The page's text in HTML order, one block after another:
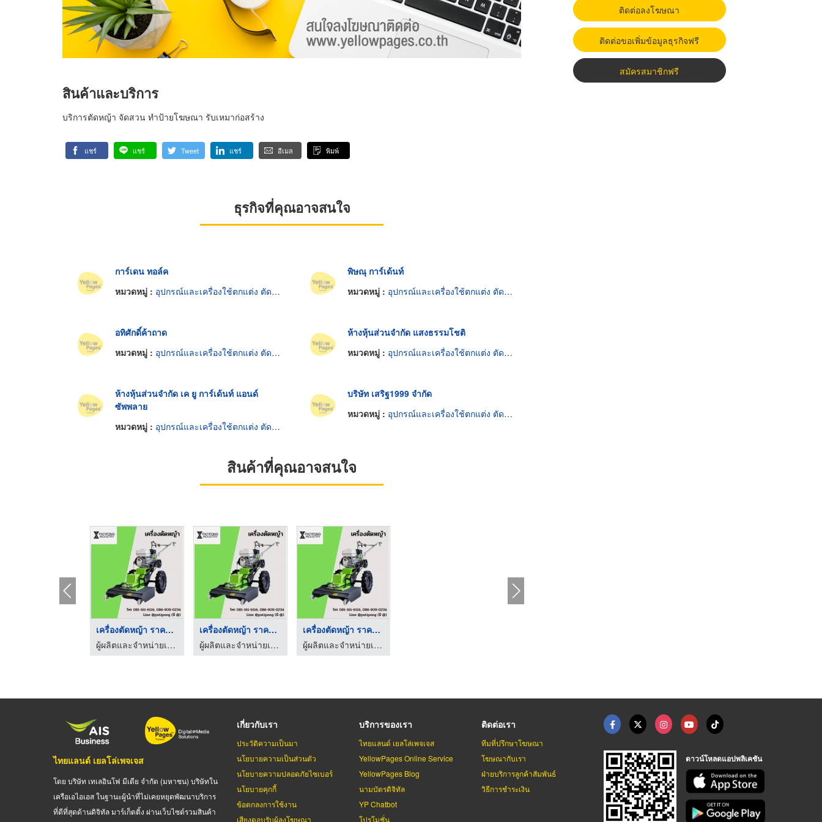
สินค้าและบริการ
บริการตัดหญ้า จัดสวน ทำป้ายโฆษณา รับเหมาก่อสร้าง
แชร์ แชร์ Tweet แชร์ อีเมล พิมพ์
ธุรกิจที่คุณอาจสนใจ
การ์เดน ทอล์ค
หมวดหมู่ : อุปกรณ์และเครื่องใช้ตกแต่ง ตัด รักษาต้นไม้
พิษณุ การ์เด้นท์
หมวดหมู่ : อุปกรณ์และเครื่องใช้ตกแต่ง ตัด รักษาต้นไม้
อทิศักดิ์ค้าถาด
หมวดหมู่ : อุปกรณ์และเครื่องใช้ตกแต่ง ตัด รักษาต้นไม้
ห้างหุ้นส่วนจำกัด แสงธรรมโชติ
หมวดหมู่ : อุปกรณ์และเครื่องใช้ตกแต่ง ตัด รักษาต้นไม้
ห้างหุ้นส่วนจำกัด เค ยู การ์เด้นท์ แอนด์
ซัพพลาย
หมวดหมู่ : อุปกรณ์และเครื่องใช้ตกแต่ง ตัด รักษาต้นไม้
บริษัท เสริฐ1999 จำกัด
หมวดหมู่ : อุปกรณ์และเครื่องใช้ตกแต่ง ตัด รักษาต้นไม้
สินค้าที่คุณอาจสนใจ
เครื่องตัดหญ้า ราคาถ ...
ผู้ผลิตและจำหน่ายเครื่องจักรกลการเกษตร-ปฏิพงศ์ อินดัสทรี
เครื่องตัดหญ้า ราคาถ ...
ผู้ผลิตและจำหน่ายเครื่องจักรกลการเกษตร-ปฏิพงศ์ อินดัสทรี
เครื่องตัดหญ้า ราคาถ ...
ผู้ผลิตและจำหน่ายเครื่องจักรกลการเกษตร-ปฏิพงศ์ อินดัสทรี
ติดต่อลงโฆษณา
ติดต่อขอเพิ่มข้อมูลธุรกิจฟรี
สมัครสมาชิกฟรี
ไทยแลนด์ เยลโล่เพจเจส
โดย บริษัท เทเลอินโฟ มีเดีย จำกัด (มหาชน) บริษัทใน
เครือเอไอเอส ในฐานะผู้นำที่ไม่เคยหยุดพัฒนาบริการ
ที่ดีที่สุดด้านดิจิทัล มาร์เก็ตติ้ง ผ่านเว็บไซต์รวมสินค้า
เกี่ยวกับเรา
ประวัติความเป็นมา
นโยบายความเป็นส่วนตัว
นโยบายความปลอดภัยไซเบอร์
นโยบายคุกกี้
ข้อตกลงการใช้งาน
เสียงตอบรับผู้ลงโฆษณา
บริการของเรา
ไทยแลนด์ เยลโล่เพจเจส
YellowPages Online Service
YellowPages Blog
นามบัตรดิจิทัล
YP Chatbot
โปรโมชั่น
ติดต่อเรา
ทีมที่ปรึกษาโฆษณา
โฆษณากับเรา
ฝ่ายบริการลูกค้าสัมพันธ์
วิธีการชำระเงิน
ดาวน์โหลดแอปพลิเคชัน